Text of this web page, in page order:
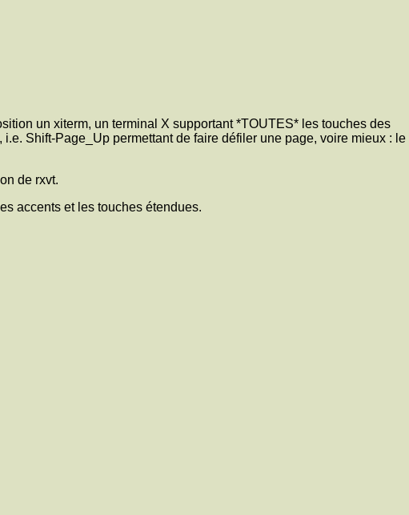
un xiterm, un terminal X supportant *TOUTES* les touches des
Shift-Page_Up permettant de faire défiler une page, voire mieux : le
de rxvt.
accents et les touches étendues.